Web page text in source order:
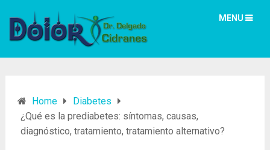
MENU
Home
Diabetes
¿Qué es la prediabetes: síntomas, causas,
diagnóstico, tratamiento, tratamiento alternativo?